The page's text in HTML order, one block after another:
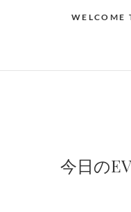
WELCOME
今日の